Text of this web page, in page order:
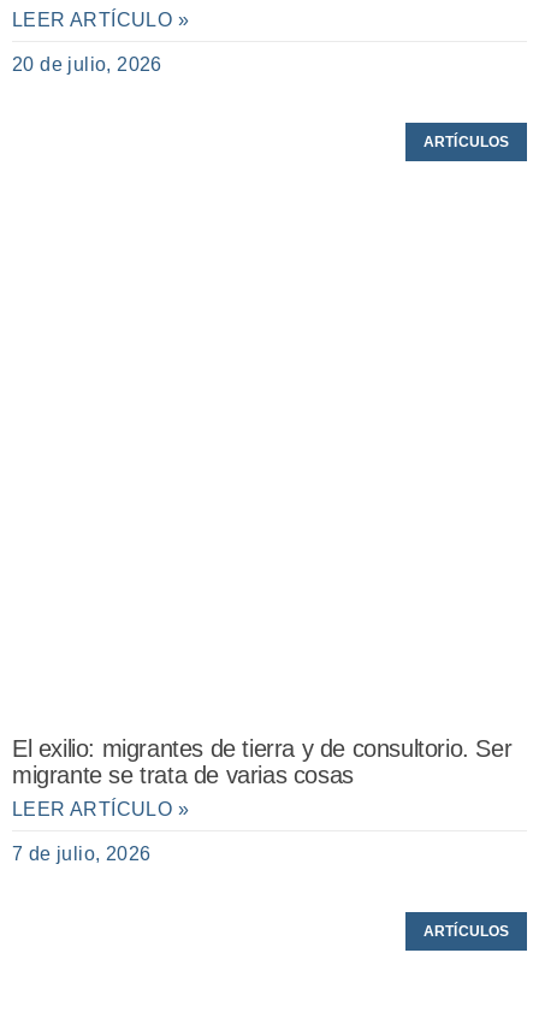
LEER ARTÍCULO »
20 de julio, 2026
ARTÍCULOS
El exilio: migrantes de tierra y de consultorio. Ser
migrante se trata de varias cosas
LEER ARTÍCULO »
7 de julio, 2026
ARTÍCULOS